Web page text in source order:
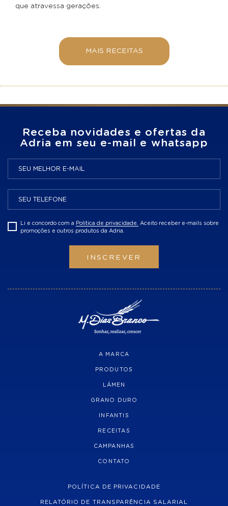
que atravessa gerações.
MAIS RECEITAS
Receba novidades e ofertas da
Adria em seu e-mail e whatsapp
Li e concordo com a Politica de privacidade. Aceito receber e-mails sobre
promoções e outros produtos da Adria.
INSCREVER
A MARCA
PRODUTOS
LÁMEN
GRANO DURO
INFANTIS
RECEITAS
CAMPANHAS
CONTATO
POLÍTICA DE PRIVACIDADE
RELATÓRIO DE TRANSPARÊNCIA SALARIAL